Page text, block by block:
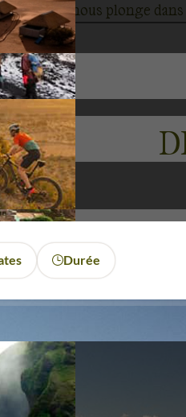
pas nous plonge
foulée par le grand
défiant les
du voyage
liens inoubliables avec
où chaque jour
Durée